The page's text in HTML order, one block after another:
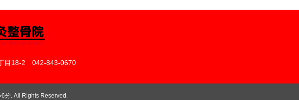
目18-2 042-843-0670
6分. All Rights Reserved.